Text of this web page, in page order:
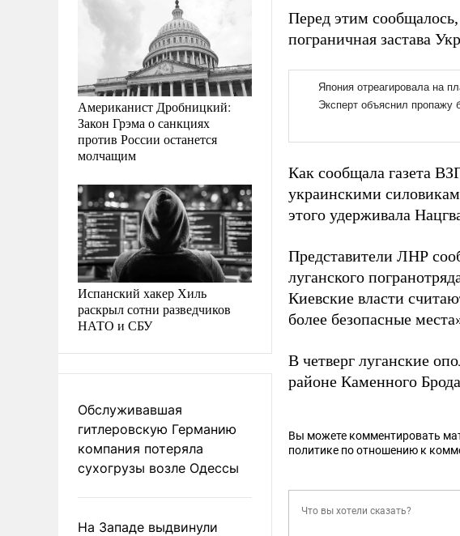
Американист Дробницкий:
Закон Грэма о санкциях
против России останется
молчащим
Испанский хакер Хиль
раскрыл сотни разведчиков
НАТО и СБУ
Обслуживавшая
гитлеровскую Германию
компания потеряла
сухогрузы возле Одессы
На Западе выдвинули
Перед этим
пограничная застава
Как сообщала газета
украинскими
этого удерживала
Представители ЛНР
луганского
Киевские власти
более безопасные
В четверг луганские
районе Каменного
Вы можете комментировать
политике по отношению к